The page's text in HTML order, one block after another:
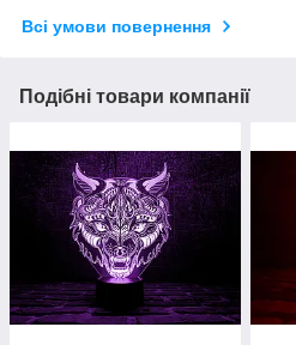
Всі умови повернення
Подібні товари компанії